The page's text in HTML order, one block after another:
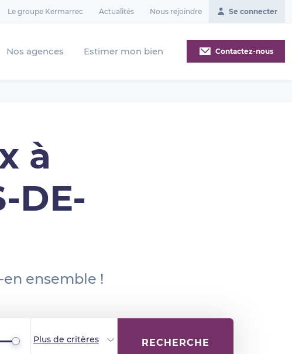
Le groupe Kermarrec Actualités Nous rejoindre Se connecter
Nos agences Estimer mon bien Contactez-nous
à
DE-
ensemble !
Plus de critères RECHERCHE